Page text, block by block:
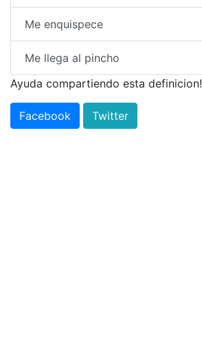
Me enquispece
Me llega al pincho
Ayuda compartiendo esta definicion!
Facebook Twitter